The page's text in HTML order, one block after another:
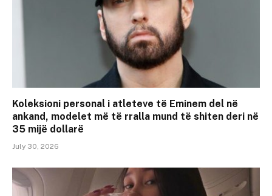
Koleksioni personal i atleteve të Eminem del në
ankand, modelet më të rralla mund të shiten deri në
35 mijë dollarë
July 30, 2026